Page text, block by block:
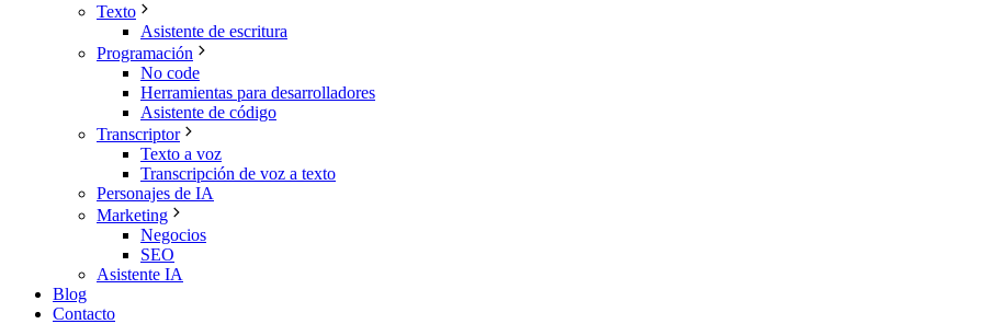
Texto
Asistente de escritura
Programación
No code
Herramientas para desarrolladores
Asistente de código
Transcriptor
Texto a voz
Transcripción de voz a texto
Personajes de IA
Marketing
Negocios
SEO
Asistente IA
Blog
Contacto